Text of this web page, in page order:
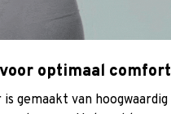
optimaal comfort
gemaakt van hoogwaardig